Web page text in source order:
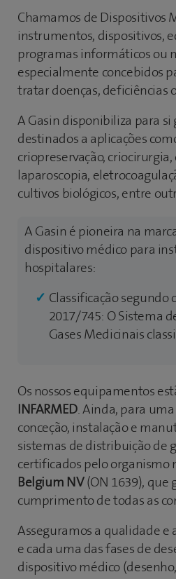
Chamamos de Dispositivos
instrumentos, dispositivos,
programas informáticos ou
especialmente concebidos
tratar doenças, deficiências
A Gasin disponibiliza para si
destinados a aplicações
criopreservação,
laparoscopia,
cultivos biológicos, entre
A Gasin é pioneira na
dispositivo médico para
hospitalares:
Classificação segundo
2017/745: O Sistema
Gases Medicinais
Os nossos equipamentos
INFARMED. Ainda, para
conceção, instalação e
sistemas de distribuição de
certificados pelo organismo
Belgium NV(ON 1639), que
cumprimento de todas as
Asseguramos a qualidade e
e cada uma das fases de
dispositivo médico